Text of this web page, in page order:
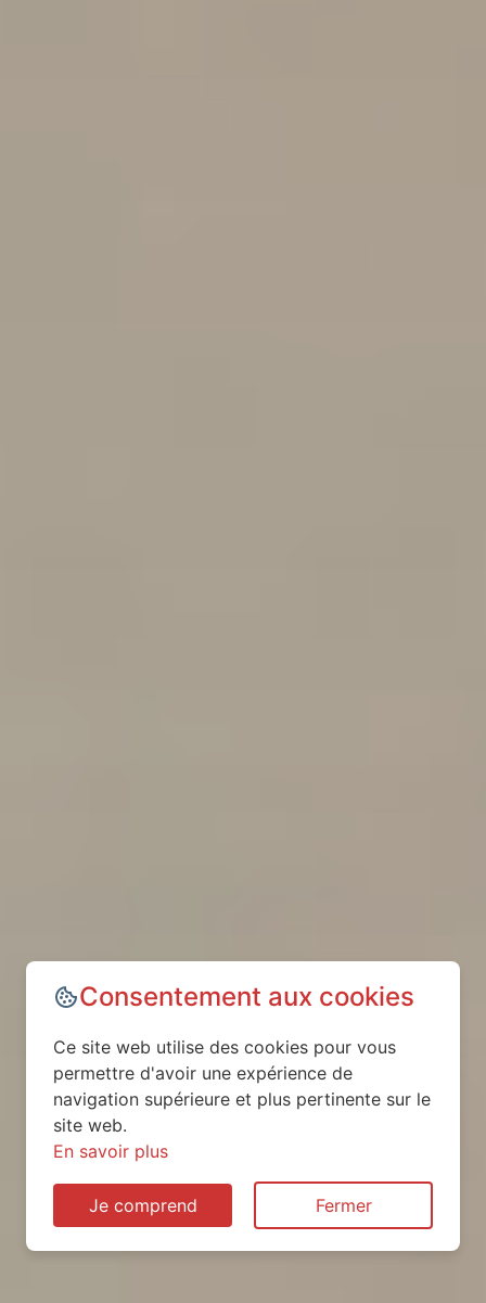
Consentement aux cookies
Ce site web utilise des cookies pour vous
permettre d'avoir une expérience de
navigation supérieure et plus pertinente sur le
site web.
En savoir plus
Je comprend Fermer